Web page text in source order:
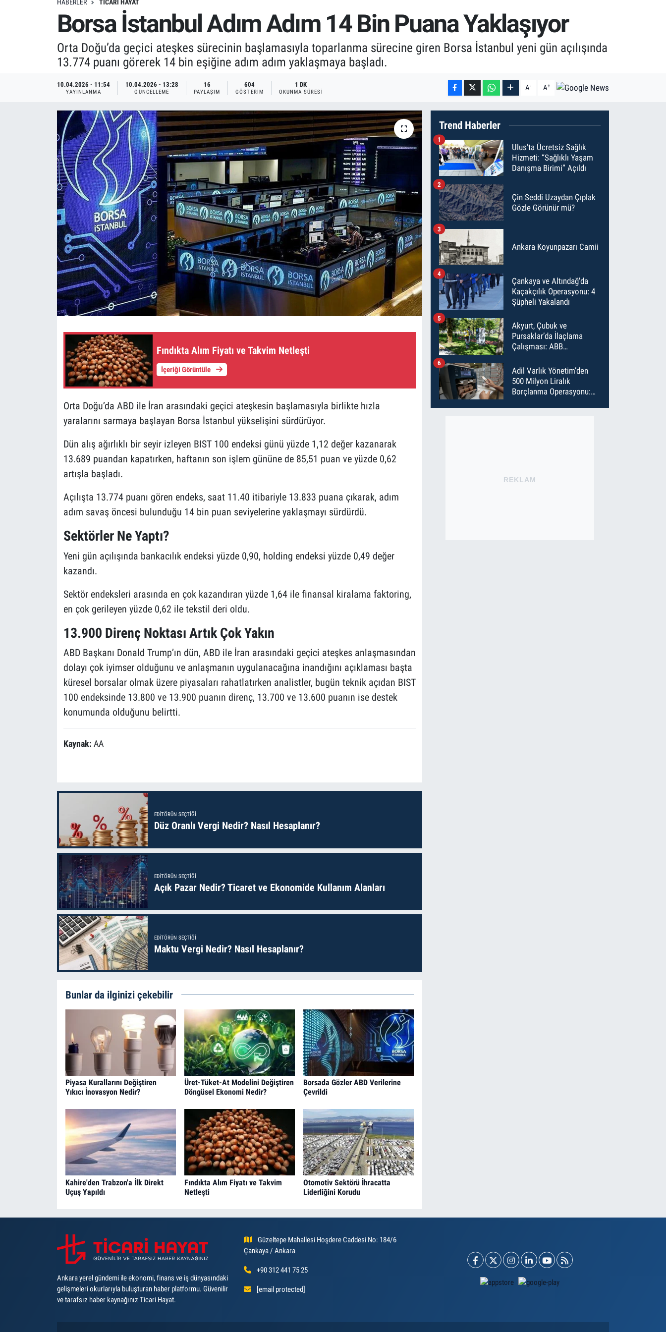
HABERLER TICARI HAYAT
Borsa İstanbul Adım Adım 14 Bin Puana Yaklaşıyor
Orta Doğu’da geçici ateşkes sürecinin başlamasıyla toparlanma sürecine giren Borsa İstanbul yeni gün açılışında
13.774 puanı görerek 14 bin eşiğine adım adım yaklaşmaya başladı.
10.04.2026 - 11:54
YAYINLANMA
10.04.2026 - 13:28
GÜNCELLEME
16
PAYLAŞIM
604
GÖSTERIM
1 DK
OKUNMA SÜRESI A- A+
Fındıkta Alım Fiyatı ve Takvim Netleşti
İçeriği Görüntüle
Orta Doğu’da ABD ile İran arasındaki geçici ateşkesin başlamasıyla birlikte hızla
yaralarını sarmaya başlayan Borsa İstanbul yükselişini sürdürüyor.
Dün alış ağırlıklı bir seyir izleyen BIST 100 endeksi günü yüzde 1,12 değer kazanarak
13.689 puandan kapatırken, haftanın son işlem gününe de 85,51 puan ve yüzde 0,62
artışla başladı.
Açılışta 13.774 puanı gören endeks, saat 11.40 itibariyle 13.833 puana çıkarak, adım
adım savaş öncesi bulunduğu 14 bin puan seviyelerine yaklaşmayı sürdürdü.
Sektörler Ne Yaptı?
Yeni gün açılışında bankacılık endeksi yüzde 0,90, holding endeksi yüzde 0,49 değer
kazandı.
Sektör endeksleri arasında en çok kazandıran yüzde 1,64 ile finansal kiralama faktoring,
en çok gerileyen yüzde 0,62 ile tekstil deri oldu.
13.900 Direnç Noktası Artık Çok Yakın
ABD Başkanı Donald Trump’ın dün, ABD ile İran arasındaki geçici ateşkes anlaşmasından
dolayı çok iyimser olduğunu ve anlaşmanın uygulanacağına inandığını açıklaması başta
küresel borsalar olmak üzere piyasaları rahatlatırken analistler, bugün teknik açıdan BIST
100 endeksinde 13.800 ve 13.900 puanın direnç, 13.700 ve 13.600 puanın ise destek
konumunda olduğunu belirtti.
Kaynak: AA
EDITÖRÜN SEÇTIĞI
Düz Oranlı Vergi Nedir? Nasıl Hesaplanır?
EDITÖRÜN SEÇTIĞI
Açık Pazar Nedir? Ticaret ve Ekonomide Kullanım Alanları
EDITÖRÜN SEÇTIĞI
Maktu Vergi Nedir? Nasıl Hesaplanır?
Bunlar da ilginizi çekebilir
Piyasa Kurallarını Değiştiren
Yıkıcı İnovasyon Nedir?
Üret-Tüket-At Modelini Değiştiren
Döngüsel Ekonomi Nedir?
Borsada Gözler ABD Verilerine
Çevrildi
Kahire'den Trabzon'a İlk Direkt
Uçuş Yapıldı
Fındıkta Alım Fiyatı ve Takvim
Netleşti
Otomotiv Sektörü İhracatta
Liderliğini Korudu
Trend Haberler
Ulus’ta Ücretsiz Sağlık
Hizmeti: “Sağlıklı Yaşam
Danışma Birimi” Açıldı
1
Çin Seddi Uzaydan Çıplak
Gözle Görünür mü?
2
Ankara Koyunpazarı Camii
3
Çankaya ve Altındağ'da
Kaçakçılık Operasyonu: 4
Şüpheli Yakalandı
4
Akyurt, Çubuk ve
Pursaklar’da İlaçlama
Çalışması: ABB
İlaçladı
5
Adil Varlık Yönetim’den
500 Milyon Liralık
Borçlanma Operasyonu:
6
REKLAM
Ankara yerel gündemi ile ekonomi, finans ve iş dünyasındaki
gelişmeleri okurlarıyla buluşturan haber platformu. Güvenilir
ve tarafsız haber kaynağınız Ticari Hayat.
Güzeltepe Mahallesi Hoşdere Caddesi No: 184/6
Çankaya / Ankara
+90 312 441 75 25
[email protected]